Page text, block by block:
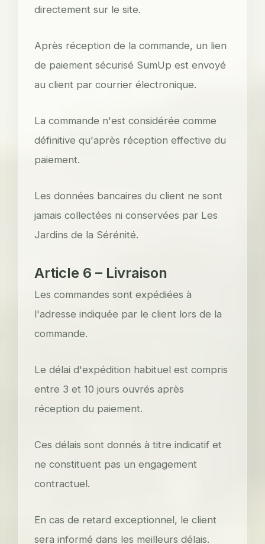
directement sur le site.
Après réception de la commande, un lien
de paiement sécurisé SumUp est envoyé
au client par courrier électronique.
La commande n'est considérée comme
définitive qu'après réception effective du
paiement.
Les données bancaires du client ne sont
jamais collectées ni conservées par Les
Jardins de la Sérénité.
Article 6 – Livraison
Les commandes sont expédiées à
l'adresse indiquée par le client lors de la
commande.
Le délai d'expédition habituel est compris
entre 3 et 10 jours ouvrés après
réception du paiement.
Ces délais sont donnés à titre indicatif et
ne constituent pas un engagement
contractuel.
En cas de retard exceptionnel, le client
sera informé dans les meilleurs délais.